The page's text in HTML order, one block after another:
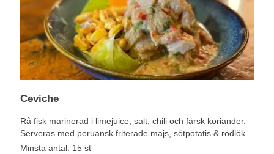
Ceviche
Rå fisk marinerad i limejuice, salt, chili och färsk koriander.
Serveras med peruansk friterade majs, sötpotatis & rödlök
Minsta antal: 15 st